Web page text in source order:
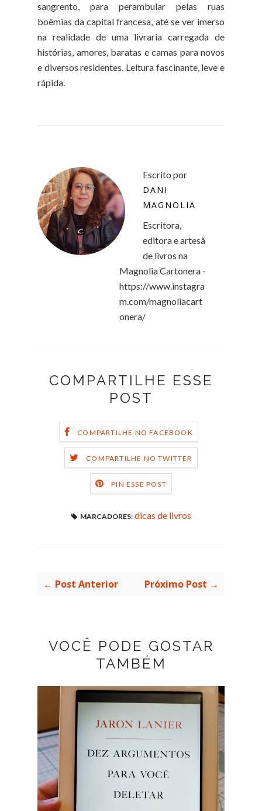
sangrento, para perambular pelas ruas
boêmias da capital francesa, até se ver imerso
na realidade de uma livraria carregada de
histórias, amores, baratas e camas para novos
e diversos residentes. Leitura fascinante, leve e
rápida.
Escrito por
DANI
MAGNOLIA
Escritora,
editora e artesã
de livros na
Magnolia Cartonera -
https://www.instagra
m.com/magnoliacart
onera/
COMPARTILHE ESSE
POST
COMPARTILHE NO FACEBOOK
COMPARTILHE NO TWITTER
PIN ESSE POST
MARCADORES: dicas de livros
← Post Anterior Próximo Post →
VOCÊ PODE GOSTAR
TAMBÉM